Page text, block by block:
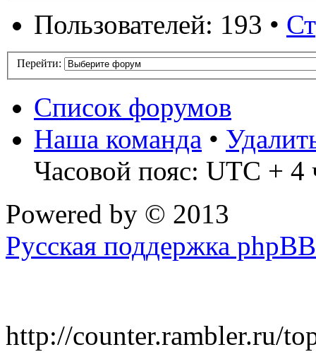
Пользователей: 193 •
Перейти:
Список форумов
Наша команда •
Часовой пояс: UTC + 4
Powered by © 2013
Русская поддержка phpBB
http://counter.rambler.ru/